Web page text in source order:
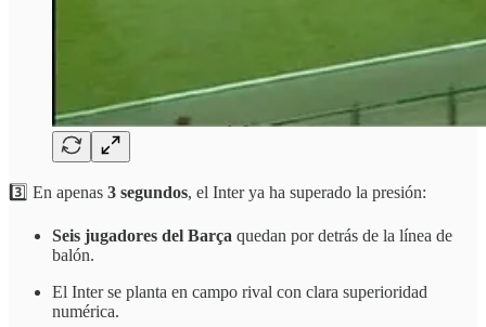
3️⃣ En apenas 3 segundos, el Inter ya ha superado la presión:
Seis jugadores del Barça quedan por detrás de la línea de
balón.
El Inter se planta en campo rival con clara superioridad
numérica.